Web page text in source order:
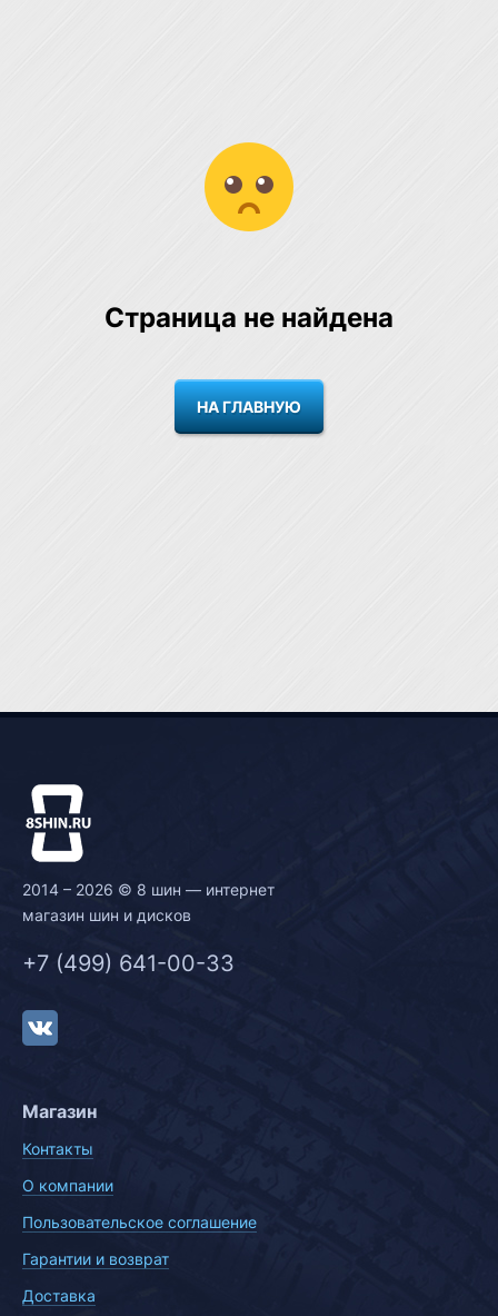
Страница не найдена
НА ГЛАВНУЮ
2014 – 2026 © 8 шин — интернет
магазин шин и дисков
+7 (499) 641-00-33
Магазин
Контакты
О компании
Пользовательское соглашение
Гарантии и возврат
Доставка